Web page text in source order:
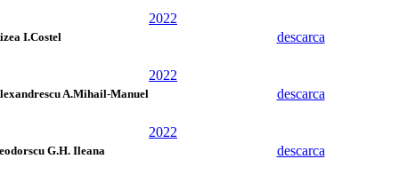
I.Costel
2022
descarca
A.Mihail-Manuel
2022
descarca
G.H. Ileana
2022
descarca